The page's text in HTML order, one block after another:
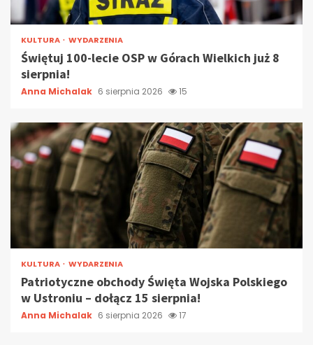
KULTURA WYDARZENIA
Świętuj 100-lecie OSP w Górach Wielkich już 8
sierpnia!
Anna Michalak 6 sierpnia 2026 15
KULTURA WYDARZENIA
Patriotyczne obchody Święta Wojska Polskiego
w Ustroniu – dołącz 15 sierpnia!
Anna Michalak 6 sierpnia 2026 17